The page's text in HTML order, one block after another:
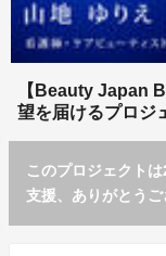
【Beauty Japan
望を届けるプロジ
このプロジェクト
支援、ありがとうご